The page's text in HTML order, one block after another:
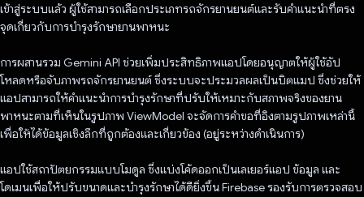
เข้าสู่ระบบแล้ว ผู้ใช้สามารถเลือกประเภทรถจักรยานยนต์และรับคำแนะนำที่ตรง
จุดเกี่ยวกับการบำรุงรักษายานพาหนะ
การผสานรวม Gemini API ช่วยเพิ่มประสิทธิภาพแอปโดยอนุญาตให้ผู้ใช้อัป
โหลดหรือจับภาพรถจักรยานยนต์ ซึ่งระบบจะประมวลผลเป็นบิตแมป ซึ่งช่วยให้
แอปสามารถให้คำแนะนำการบำรุงรักษาที่ปรับให้เหมาะกับสภาพจริงของยาน
พาหนะตามที่เห็นในรูปภาพ ViewModel จะจัดการคําขอที่อิงตามรูปภาพเหล่านี้
เพื่อให้ได้ข้อมูลเชิงลึกที่ถูกต้องและเกี่ยวข้อง (อยู่ระหว่างดำเนินการ)
แอปใช้สถาปัตยกรรมแบบโมดูล ซึ่งแบ่งโค้ดออกเป็นเลเยอร์แอป ข้อมูล และ
โดเมนเพื่อให้ปรับขนาดและบำรุงรักษาได้ดียิ่งขึ้น Firebase รองรับการตรวจสอบ